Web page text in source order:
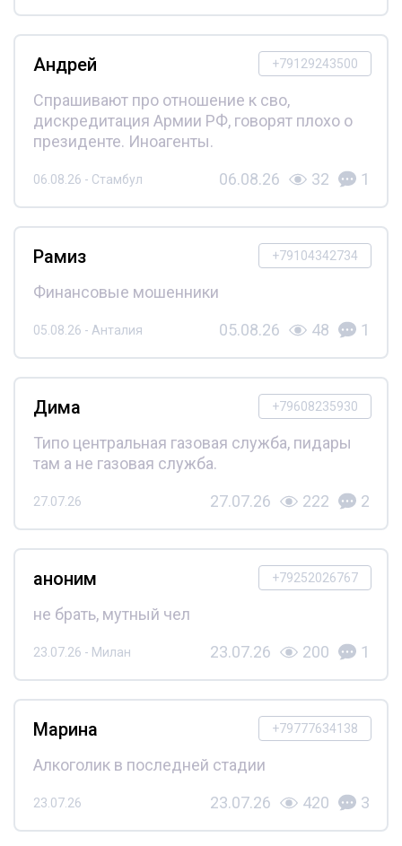
+79129243500
Андрей
Спрашивают про отношение к сво,
дискредитация Армии РФ, говорят плохо о
президенте. Иноагенты.
06.08.26 - Стамбул 06.08.26 32 1
+79104342734
Рамиз
Финансовые мошенники
05.08.26 - Анталия 05.08.26 48 1
+79608235930
Дима
Типо центральная газовая служба, пидары
там а не газовая служба.
27.07.26 27.07.26 222 2
+79252026767
аноним
не брать, мутный чел
23.07.26 - Милан 23.07.26 200 1
+79777634138
Марина
Алкоголик в последней стадии
23.07.26 23.07.26 420 3